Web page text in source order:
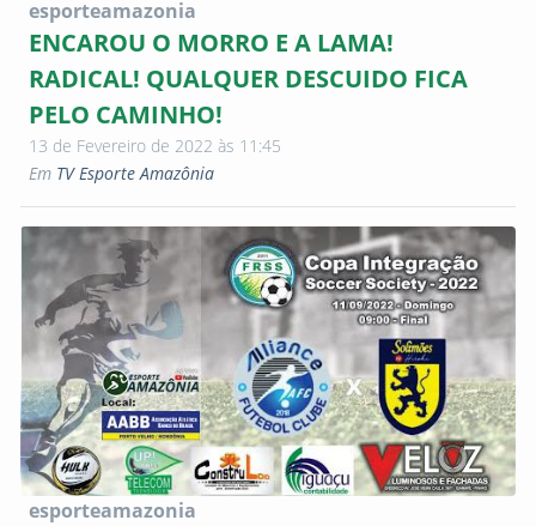
esporteamazonia
ENCAROU O MORRO E A LAMA!
RADICAL! QUALQUER DESCUIDO FICA
PELO CAMINHO!
13 de Fevereiro de 2022 às 11:45
Em TV Esporte Amazônia
esporteamazonia